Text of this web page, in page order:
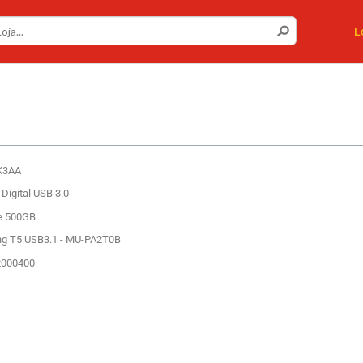
USB 3.0
500GB
T5 USB3.1 - MU-PA2T0B